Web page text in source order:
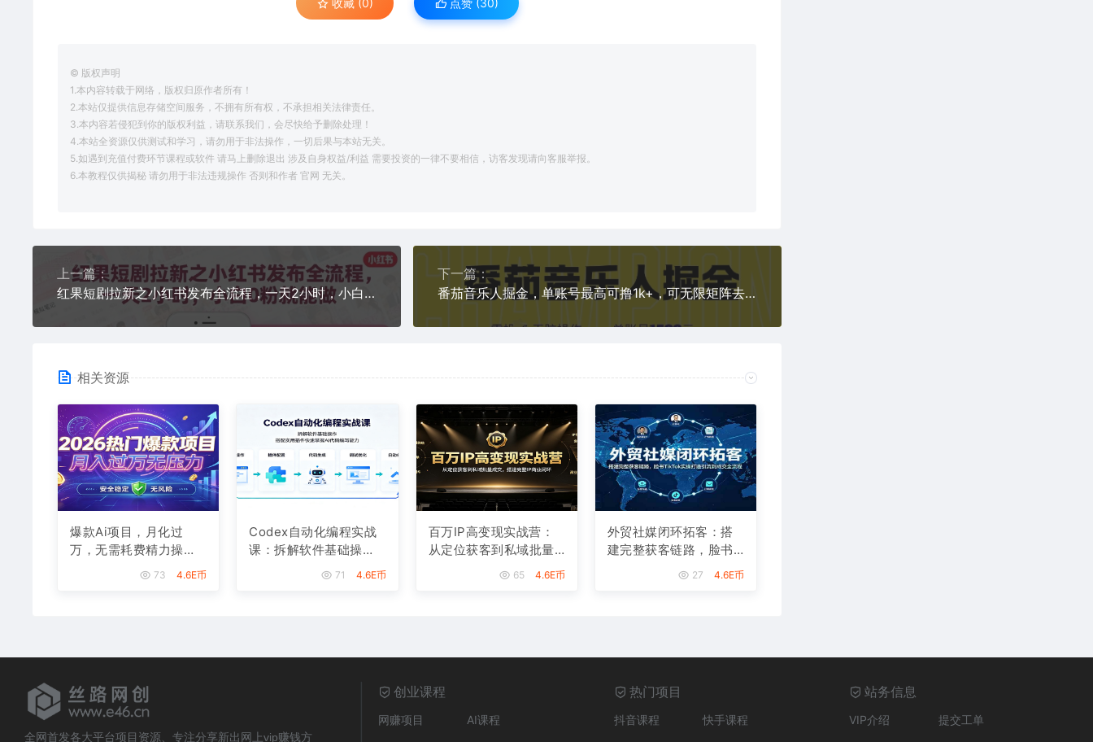
© 版权声明
1.本内容转载于网络，版权归原作者所有！
2.本站仅提供信息存储空间服务，不拥有所有权，不承担相关法律责任。
3.本内容若侵犯到你的版权利益，请联系我们，会尽快给予删除处理！
4.本站全资源仅供测试和学习，请勿用于非法操作，一切后果与本站无关。
5.如遇到充值付费环节课程或软件 请马上删除退出 涉及自身权益/利益 需要投资的一律不要相信，访客发现请向客服举报。
6.本教程仅供揭秘 请勿用于非法违规操作 否则和作者 官网 无关。
上一篇：
红果短剧拉新之小红书发布全流程，一天2小时，小白0粉就能做
下一篇：
番茄音乐人掘金，单账号最高可撸1k+，可无限矩阵去做，零投入
相关资源
爆款Ai项目，月化过
万，无需耗费精力操
73 4.6E币
Codex自动化编程实战
课：拆解软件基础操
71 4.6E币
百万IP高变现实战营：
从定位获客到私域批量
65 4.6E币
外贸社媒闭环拓客：搭
建完整获客链路，脸书T
ikTok实操打通引流到成
27 4.6E币
全网首发各大平台项目资源、专注分享新出网上vip赚钱方
创业课程
网赚项目
AI课程
热门项目
抖音课程
快手课程
站务信息
VIP介绍 提交工单